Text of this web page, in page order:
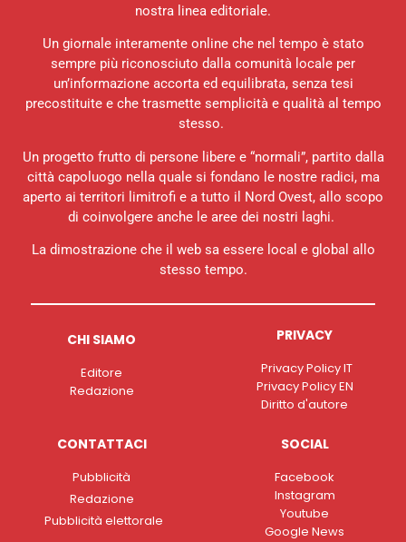
nostra linea editoriale.
Un giornale interamente online che nel tempo è stato
sempre più riconosciuto dalla comunità locale per
un’informazione accorta ed equilibrata, senza tesi
precostituite e che trasmette semplicità e qualità al tempo
stesso.
Un progetto frutto di persone libere e “normali”, partito dalla
città capoluogo nella quale si fondano le nostre radici, ma
aperto ai territori limitrofi e a tutto il Nord Ovest, allo scopo
di coinvolgere anche le aree dei nostri laghi.
La dimostrazione che il web sa essere local e global allo
stesso tempo.
CHI SIAMO
Editore
Redazione
PRIVACY
Privacy Policy IT
Privacy Policy EN
Diritto d'autore
CONTATTACI
Pubblicità
Redazione
Pubblicità elettorale
SOCIAL
Facebook
Instagram
Youtube
Google News